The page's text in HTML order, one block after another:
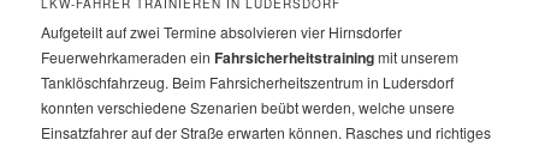
LKW-FAHRER TRAINIEREN IN LUDERSDORF
Aufgeteilt auf zwei Termine absolvieren vier Hirnsdorfer
Feuerwehrkameraden ein Fahrsicherheitstrainingmit unserem
Tanklöschfahrzeug. Beim Fahrsicherheitszentrum in Ludersdorf
konnten verschiedene Szenarien beübt werden, welche unsere
Einsatzfahrer auf der Straße erwarten können. Rasches und richtiges